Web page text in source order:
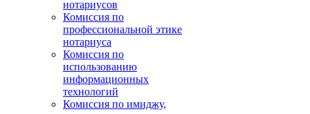
нотариусов
Комиссия по
профессиональной этике
нотариуса
Комиссия по
использованию
информационных
технологий
Комиссия по имиджу,